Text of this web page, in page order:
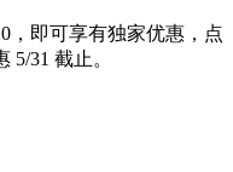
，即可享有独家优惠，点
31 截止。